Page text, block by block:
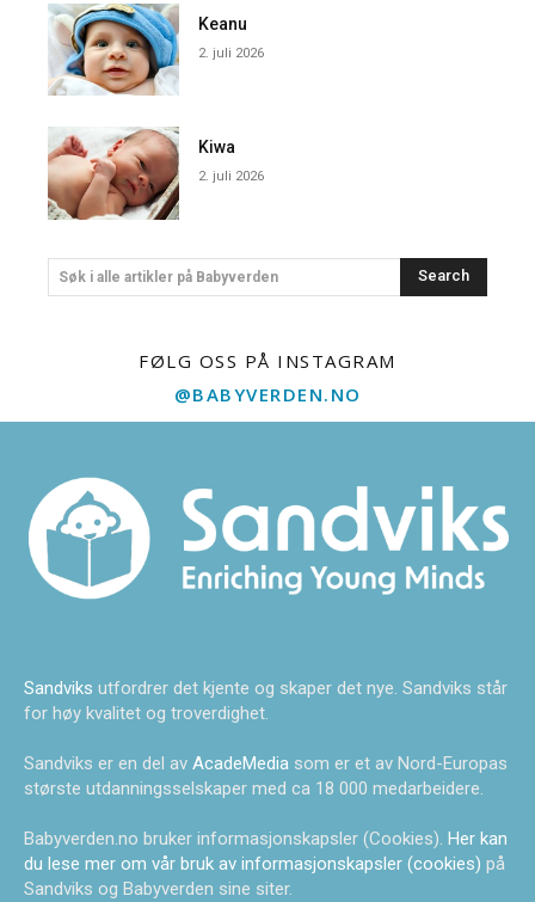
Keanu
2. juli 2026
Kiwa
2. juli 2026
Søk i alle artikler på Babyverden Search
FØLG OSS PÅ INSTAGRAM
@BABYVERDEN.NO
Sandviks utfordrer det kjente og skaper det nye. Sandviks står
for høy kvalitet og troverdighet.
Sandviks er en del av AcadeMedia som er et av Nord-Europas
største utdanningsselskaper med ca 18 000 medarbeidere.
Babyverden.no bruker informasjonskapsler (Cookies). Her kan
du lese mer om vår bruk av informasjonskapsler (cookies) på
Sandviks og Babyverden sine siter.